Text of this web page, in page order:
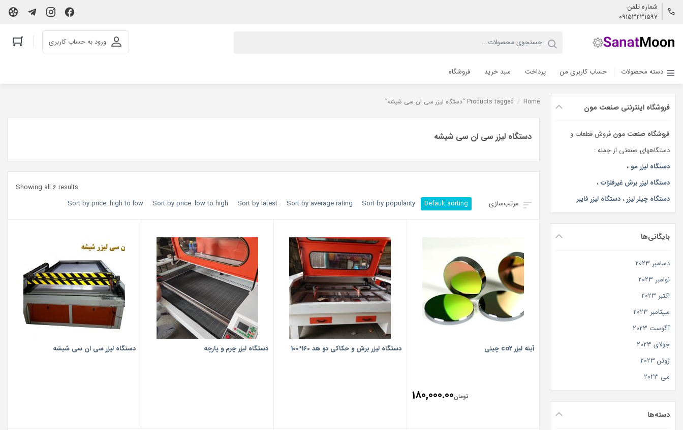
شماره تلفن
09153231597
ورود به حساب کاربری
دسته محصولات حساب کاربری من پرداخت سبد خرید فروشگاه
فروشگاه اینترنتی صنعت مون
فروشگاه صنعت مون فروش قطعات و
دستگاههای صنعتی از جمله :
دستگاه لیزر مو ،
دستگاه لیزر برش غیرفلزات،
دستگاه چیلر لیزر، دستگاه لیزر فایبر
بایگانی‌ها
دسامبر 2023
نوامبر 2023
اکتبر 2023
سپتامبر 2023
آگوست 2023
جولای 2023
ژوئن 2023
می 2023
دسته‌ها
Home
/ Products tagged “دستگاه لیزر سی ان سی شیشه”
دستگاه لیزر سی ان سی شیشه
Showing all 6 results
Default sorting
Sort by popularity
Sort by average rating
Sort by latest
Sort by price: low to high
Sort by price: high to low
آینه لیزر co2 چینی
تومان180,000.00
دستگاه لیزر برش و حکاکی دو هد 160*100 دستگاه لیزر چرم و پارچه دستگاه لیزر سی ان سی شیشه